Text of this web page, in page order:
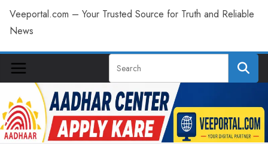
Veeportal.com – Your Trusted Source for Truth and Reliable
News